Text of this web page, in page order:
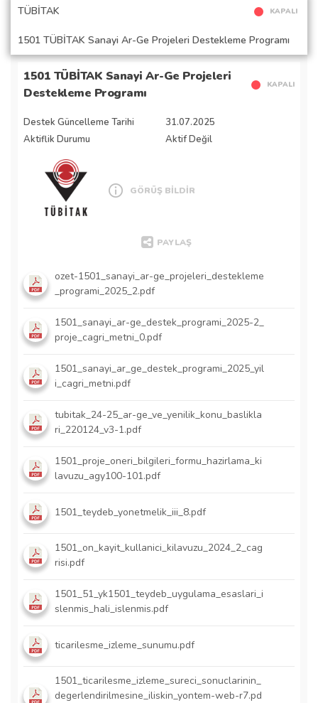
TÜBİTAK
1501 TÜBİTAK Sanayi Ar-Ge Projeleri Destekleme Programı
KAPALI
1501 TÜBİTAK Sanayi Ar-Ge Projeleri
Destekleme Programı
KAPALI
Destek Güncelleme Tarihi
31.07.2025
Aktiflik Durumu
Aktif Değil
GÖRÜŞ BİLDİR
PAYLAŞ
ozet-1501_sanayi_ar-ge_projeleri_destekleme
_programi_2025_2.pdf
1501_sanayi_ar-ge_destek_programi_2025-2_
proje_cagri_metni_0.pdf
1501_sanayi_ar_ge_destek_programi_2025_yil
i_cagri_metni.pdf
tubitak_24-25_ar-ge_ve_yenilik_konu_baslikla
ri_220124_v3-1.pdf
1501_proje_oneri_bilgileri_formu_hazirlama_ki
lavuzu_agy100-101.pdf
1501_teydeb_yonetmelik_iii_8.pdf
1501_on_kayit_kullanici_kilavuzu_2024_2_cag
risi.pdf
1501_51_yk1501_teydeb_uygulama_esaslari_i
slenmis_hali_islenmis.pdf
ticarilesme_izleme_sunumu.pdf
1501_ticarilesme_izleme_sureci_sonuclarinin_
degerlendirilmesine_iliskin_yontem-web-r7.pd